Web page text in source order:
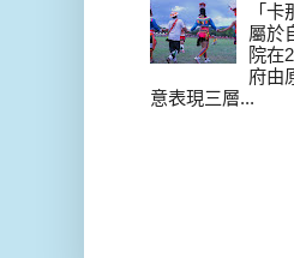
「
屬於
院在
府由
意表現三層...